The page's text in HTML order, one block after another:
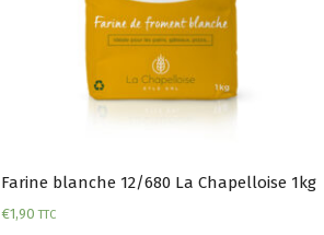
Farine blanche 12/680 La Chapelloise 1kg
€1,90 TTC